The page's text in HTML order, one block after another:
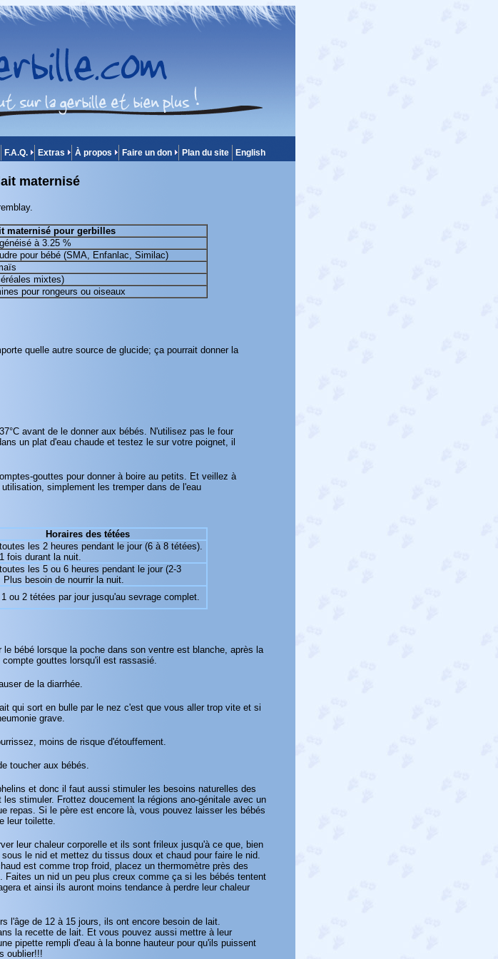
F.A.Q. Extras À propos Faire un don Plan du site English
maternisé
maternisé pour gerbilles
à 3.25 %
pour bébé (SMA, Enfanlac, Similac)
mixtes)
pour rongeurs ou oiseaux
quelle autre source de glucide; ça pourrait donner la
avant de le donner aux bébés. N'utilisez pas le four
un plat d'eau chaude et testez le sur votre poignet, il
gouttes pour donner à boire au petits. Et veillez à
simplement les tremper dans de l'eau
Horaires des tétées
les 2 heures pendant le jour (6 à 8 tétées).
fois durant la nuit.
les 5 ou 6 heures pendant le jour (2-3
Plus besoin de nourrir la nuit.
1 ou 2 tétées par jour jusqu'au sevrage complet.
bébé lorsque la poche dans son ventre est blanche, après la
gouttes lorsqu'il est rassasié.
de la diarrhée.
qui sort en bulle par le nez c'est que vous aller trop vite et si
grave.
moins de risque d'étouffement.
toucher aux bébés.
et donc il faut aussi stimuler les besoins naturelles des
stimuler. Frottez doucement la régions ano-génitale avec un
repas. Si le père est encore là, vous pouvez laisser les bébés
leur toilette.
leur chaleur corporelle et ils sont frileux jusqu'à ce que, bien
le nid et mettez du tissus doux et chaud pour faire le nid.
est comme trop froid, placez un thermomètre près des
un nid un peu plus creux comme ça si les bébés tentent
et ainsi ils auront moins tendance à perdre leur chaleur
l'âge de 12 à 15 jours, ils ont encore besoin de lait.
la recette de lait. Et vous pouvez aussi mettre à leur
pipette rempli d'eau à la bonne hauteur pour qu'ils puissent
oublier!!!